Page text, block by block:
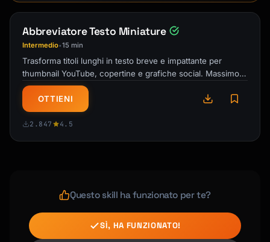
Abbreviatore Testo Miniature
Intermedio•15 min
Trasforma titoli lunghi in testo breve e impattante per
thumbnail YouTube, copertine e grafiche social. Massimo
impatto in minimo spazio!
OTTIENI
2.847 4.5
Questo skill ha funzionato per te?
SÌ, HA FUNZIONATO!